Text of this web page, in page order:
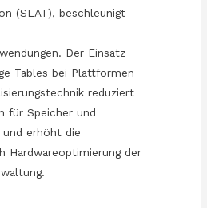
(SLAT), beschleunigt
Der Einsatz
Tables bei Plattformen
reduziert
für Speicher und
und erhöht die
Hardwareoptimierung der